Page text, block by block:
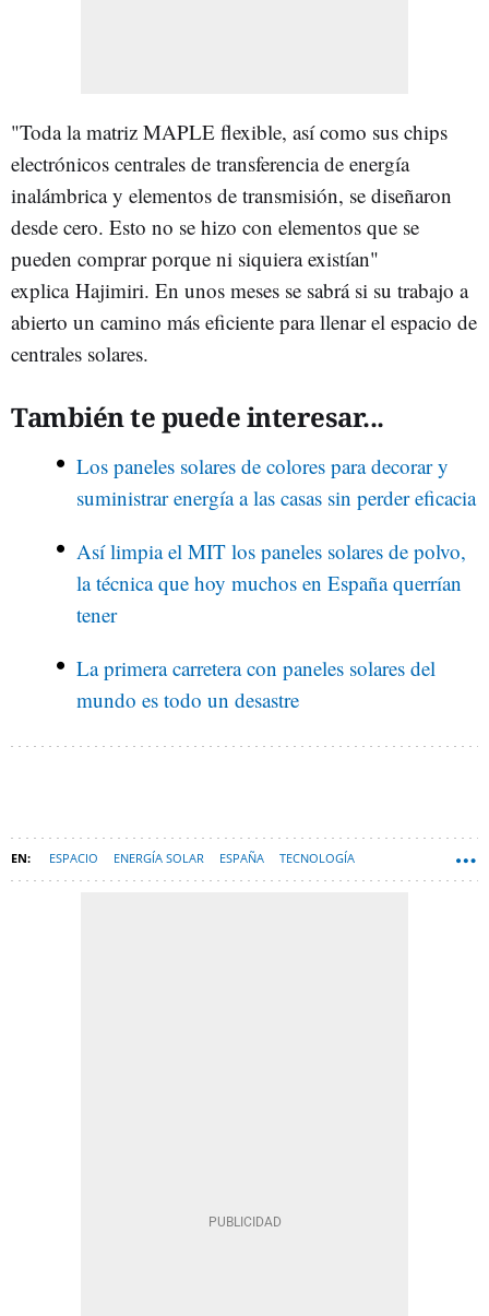
"Toda la matriz MAPLE flexible, así como sus chips
electrónicos centrales de transferencia de energía
inalámbrica y elementos de transmisión, se diseñaron
desde cero. Esto no se hizo con elementos que se
pueden comprar porque ni siquiera existían"
explica Hajimiri. En unos meses se sabrá si su trabajo a
abierto un camino más eficiente para llenar el espacio de
centrales solares.
También te puede interesar...
Los paneles solares de colores para decorar y
suministrar energía a las casas sin perder eficacia
Así limpia el MIT los paneles solares de polvo,
la técnica que hoy muchos en España querrían
tener
La primera carretera con paneles solares del
mundo es todo un desastre
ESPACIO ENERGÍA SOLAR ESPAÑA TECNOLOGÍA